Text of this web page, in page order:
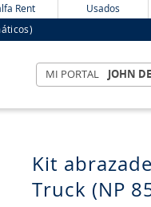
Rent Usados
MI PORTAL JOHN
Kit
Truck (NP